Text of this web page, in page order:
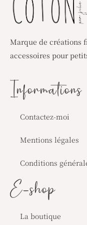
Marque de créations
accessoires pour
Informations
Contactez-moi
Mentions légales
Conditions
E-shop
La boutique